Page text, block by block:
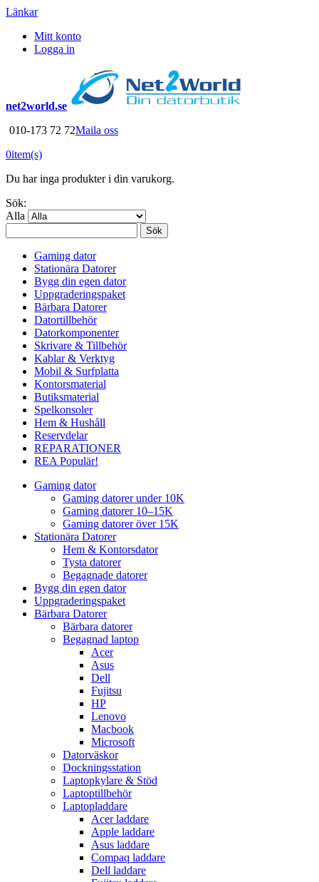
Länkar
Mitt konto
Logga in
net2world.se
010-173 72 72Maila oss
0item(s)
Du har inga produkter i din varukorg.
Sök:
Alla
Sök
Gaming dator
Stationära Datorer
Bygg din egen dator
Uppgraderingspaket
Bärbara Datorer
Datortillbehör
Datorkomponenter
Skrivare & Tillbehör
Kablar & Verktyg
Mobil & Surfplatta
Kontorsmaterial
Butiksmaterial
Spelkonsoler
Hem & Hushåll
Reservdelar
REPARATIONER
REA Populär!
Gaming dator
Gaming datorer under 10K
Gaming datorer 10–15K
Gaming datorer över 15K
Stationära Datorer
Hem & Kontorsdator
Tysta datorer
Begagnade datorer
Bygg din egen dator
Uppgraderingspaket
Bärbara Datorer
Bärbara datorer
Begagnad laptop
Acer
Asus
Dell
Fujitsu
HP
Lenovo
Macbook
Microsoft
Datorväskor
Dockningsstation
Laptopkylare & Stöd
Laptoptillbehör
Laptopladdare
Acer laddare
Apple laddare
Asus laddare
Compaq laddare
Dell laddare